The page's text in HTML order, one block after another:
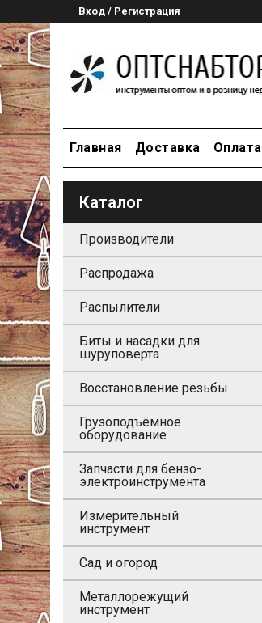
Вход / Регистрация
Главная Доставка Оплата
Каталог
Производители
Распродажа
Распылители
Биты и насадки для
шуруповерта
Восстановление резьбы
Грузоподъёмное
оборудование
Запчасти для бензо-
электроинструмента
Измерительный
инструмент
Сад и огород
Металлорежущий
инструмент